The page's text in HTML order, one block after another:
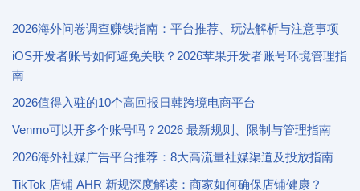
2026海外问卷调查赚钱指南：平台推荐、玩法解析与注意事项
iOS开发者账号如何避免关联？2026苹果开发者账号环境管理指
南
2026值得入驻的10个高回报日韩跨境电商平台
Venmo可以开多个账号吗？2026 最新规则、限制与管理指南
2026海外社媒广告平台推荐：8大高流量社媒渠道及投放指南
TikTok 店铺 AHR 新规深度解读：商家如何确保店铺健康？